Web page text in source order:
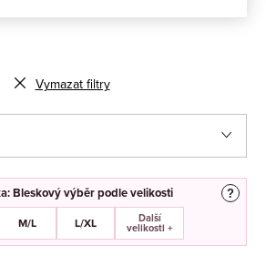
Vymazat filtry
Bleskový výběr podle velikosti
M/L L/XL Další
velikosti +
?